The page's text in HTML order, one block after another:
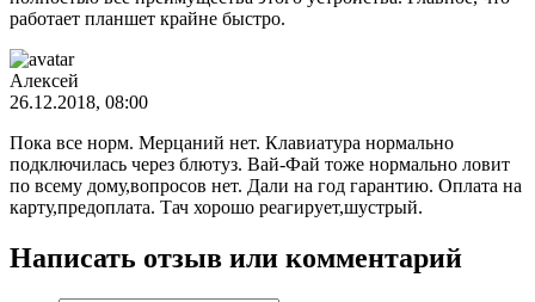
работает планшет крайне быстро.
Алексей
26.12.2018, 08:00
Пока все норм. Мерцаний нет. Клавиатура нормально
подключилась через блютуз. Вай-Фай тоже нормально ловит
по всему дому,вопросов нет. Дали на год гарантию. Оплата на
карту,предоплата. Тач хорошо реагирует,шустрый.
Написать отзыв или комментарий